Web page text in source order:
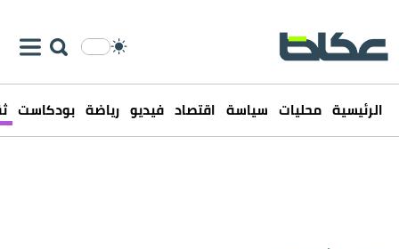
الرئيسية محليات سياسة اقتصاد فيديو رياضة بودكاست